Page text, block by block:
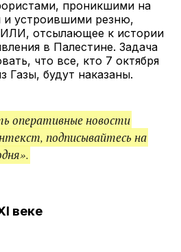
проникшими на
и устроившими резню,
отсылающее к истории
в Палестине. Задача
что все, кто 7 октября
Газы, будут наказаны.
оперативные новости
подписывайтесь на
веке